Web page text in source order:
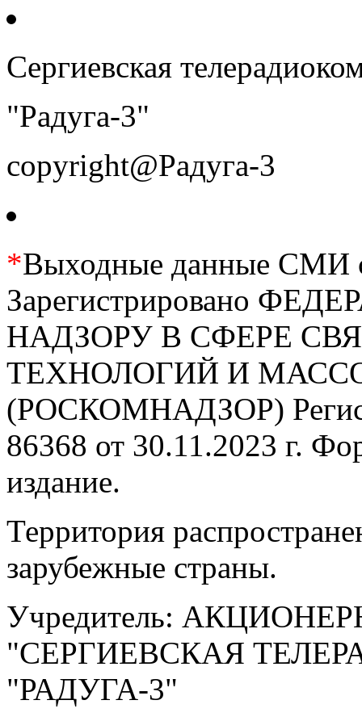
Сергиевская
"Радуга-3"
copyright@Радуга-3
*Выходные данные СМИ
Зарегистрировано
НАДЗОРУ В СФЕРЕ
ТЕХНОЛОГИЙ И
(РОСКОМНАДЗОР)
86368 от 30.11.2023 г.
издание.
Территория
зарубежные страны.
Учредитель:
"СЕРГИЕВСКАЯ
"РАДУГА-3"